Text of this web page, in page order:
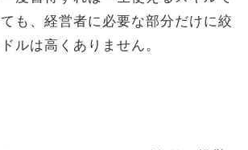
も、経営者に必要な部分だけに絞
ルは高くありません。